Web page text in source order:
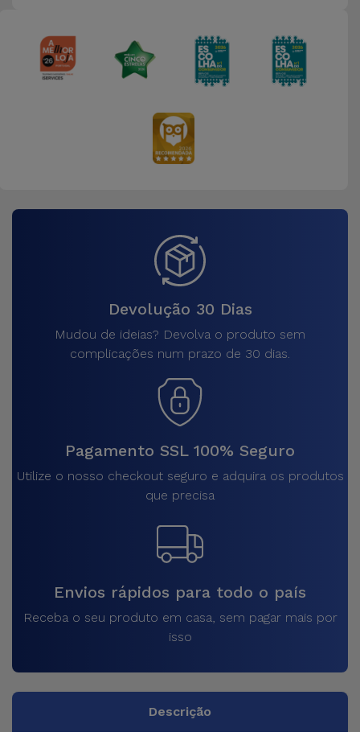
Tablet
Devolução 30 Dias
Mudou de ideias? Devolva o produto sem
complicações num prazo de 30 dias.
Pagamento SSL 100% Seguro
Utilize o nosso checkout seguro e adquira os produtos
que precisa
Envios rápidos para todo o país
Receba o seu produto em casa, sem pagar mais por
isso
Descrição